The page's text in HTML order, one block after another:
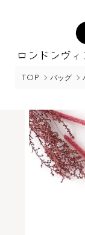
TOP バッグ